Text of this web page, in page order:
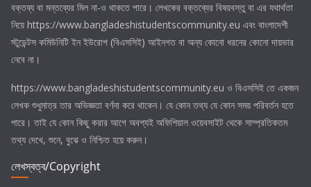
বক্তব্য বা মন্তব্যের মিল না-ও থাকতে পারে। লেখকের বক্তব্যের বিষয়বস্তু বা এর যথার্থতা
নিয়ে https://www.bangladeshistudentscommunity.eu এবং বাংলাদেশী
স্টুডেন্টস কমিউনিটি ইন ইউরোপ (বিএসসিই) আইনগত বা অন্য কোনো ধরনের কোনো দায়ভার
নেবে না।
https://www.bangladeshistudentscommunity.eu ও বিএসসিই তে একজন
লেখক শুধুমাত্র তার অভিজ্ঞতা বর্ণনা করে থাকেন। যে কোন তথ্য যে কোন সময় পরিবর্তন হতে
পারে। তাই যে কোন কিছু করার আগে অবশ্যই অফিশিয়াল ওয়েবসাইট থেকে সাম্প্রতিকতম
তথ্য দেখে, শুনে, বুঝে ও নিশ্চিত হয়ে করুন।
লেখস্বত্ব/Copyright